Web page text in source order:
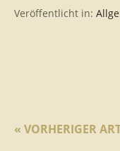
Veröffentlicht in:
« VORHERIGER